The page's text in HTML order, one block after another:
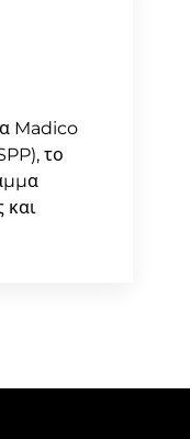
Madico
το
και